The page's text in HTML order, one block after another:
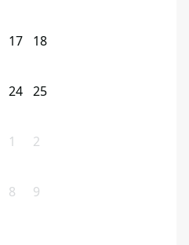
17 18
24 25
1 2
8 9